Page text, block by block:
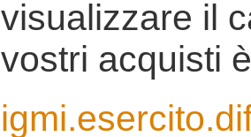
visualizzare il
vostri acquisti